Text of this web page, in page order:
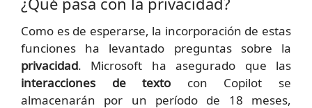
Como es de esperarse, la incorporación de estas
funciones ha levantado preguntas sobre la
privacidad. Microsoft ha asegurado que las
interacciones de texto con Copilot se
almacenarán por un período de 18 meses,